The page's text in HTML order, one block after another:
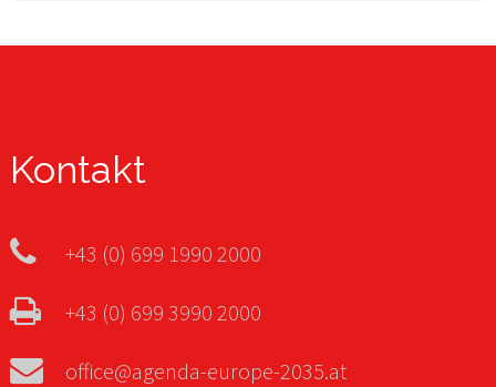
Kontakt
+43 (0) 699 1990 2000
+43 (0) 699 3990 2000
office@agenda-europe-2035.at